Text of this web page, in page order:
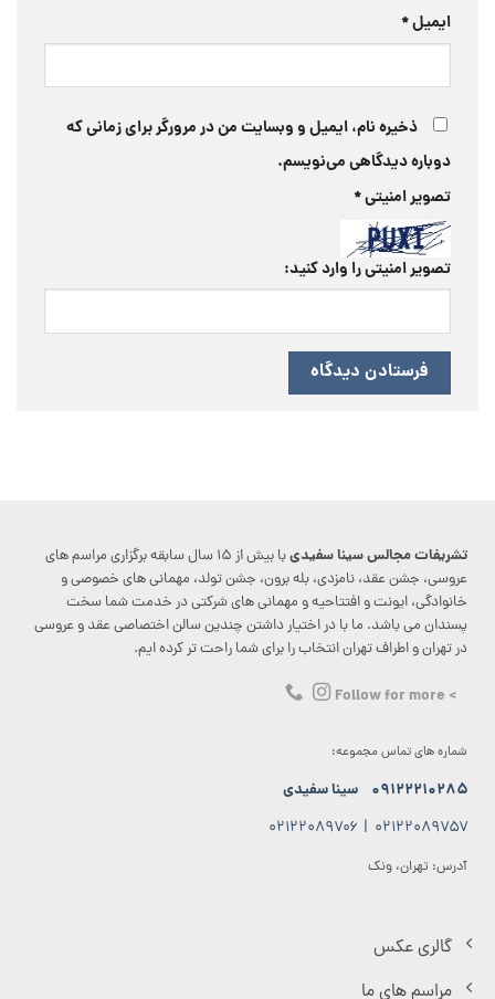
ایمیل*
ذخیره نام، ایمیل و وبسایت من در مرورگر برای زمانی که
دوباره دیدگاهی می‌نویسم.
تصویر امنیتی*
تصویر امنیتی را وارد کنید:
تشریفات مجالس سینا سفیدی
با بیش از ۱۵ سال سابقه برگزاری مراسم های
عروسی، جشن عقد، نامزدی، بله برون، جشن تولد، مهمانی های خصوصی و
خانوادگی، ایونت و افتتاحیه و مهمانی های شرکتی در خدمت شما سخت
پسندان می باشد. ما با در اختیار داشتن چندین سالن اختصاصی عقد و عروسی
در تهران و اطراف تهران انتخاب را برای شما راحت تر کرده ایم.
> Follow for more
شماره های تماس مجموعه:
۰۹۱۲۲۲۱۰۲۸۵ سینا سفیدی
۰۲۱۲۲۰۸۹۷۵۷ | ۰۲۱۲۲۰۸۹۷۰۶
آدرس: تهران، ونک
گالری عکس
مراسم های ما